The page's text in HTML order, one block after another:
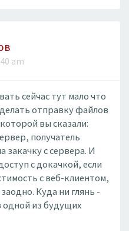
am
сейчас тут мало что
отправку файлов
вы сказали:
получатель
закачку с сервера. И
с докачкой, если
с веб-клиентом,
Куда ни глянь -
одной из будущих